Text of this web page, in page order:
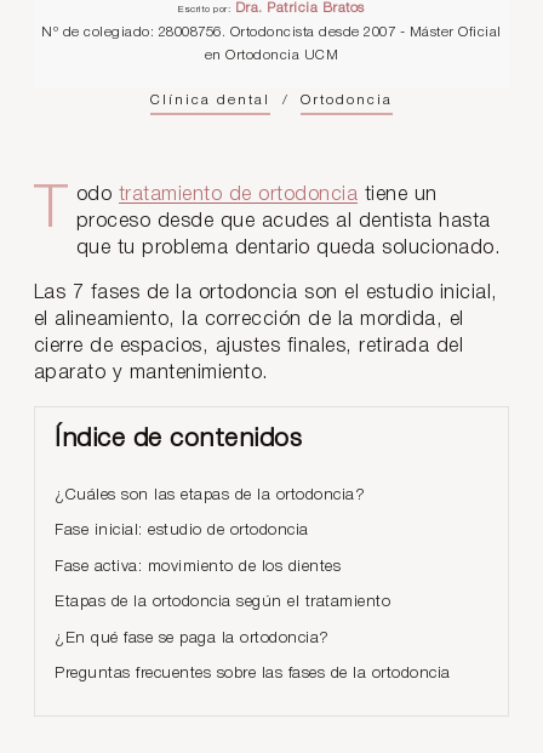
Escrito por:
Dra. Patricia Bratos
Nº de colegiado: 28008756. Ortodoncista desde 2007 - Máster Oficial
en Ortodoncia UCM
Clínica dental / Ortodoncia
Todo tratamiento de ortodoncia tiene un
proceso desde que acudes al dentista hasta
que tu problema dentario queda solucionado.
Las 7 fases de la ortodoncia son el estudio inicial,
el alineamiento, la corrección de la mordida, el
cierre de espacios, ajustes finales, retirada del
aparato y mantenimiento.
Índice de contenidos
¿Cuáles son las etapas de la ortodoncia?
Fase inicial: estudio de ortodoncia
Fase activa: movimiento de los dientes
Etapas de la ortodoncia según el tratamiento
¿En qué fase se paga la ortodoncia?
Preguntas frecuentes sobre las fases de la ortodoncia